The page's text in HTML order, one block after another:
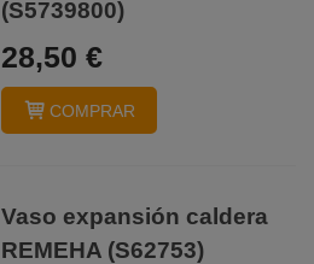
(S5739800)
28,50 €
COMPRAR
Vaso expansión caldera
REMEHA (S62753)